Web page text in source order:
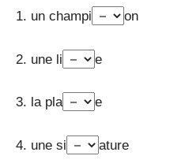
1. un champi on
2. une li e
3. la pla e
4. une si ature